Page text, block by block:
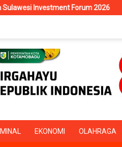
2026 RSUD
EKONOMI OLAHRAGA